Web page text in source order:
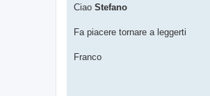
s
g
o
Ciao Stefano
Fa piacere tornare a leggerti
Franco